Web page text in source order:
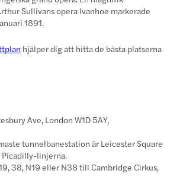
Sullivans opera Ivanhoe markerade
1891.
hjälper dig att hitta de bästa platserna
Ave, London W1D 5AY,
tunnelbanestation är Leicester Square
linjerna.
19, 38, N19 eller N38 till Cambridge Cirkus,